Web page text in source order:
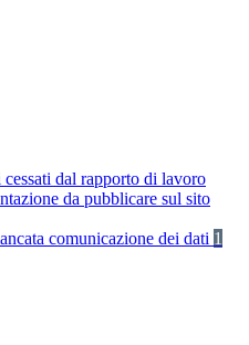
dal rapporto di lavoro
da pubblicare sul sito
comunicazione dei dati 1